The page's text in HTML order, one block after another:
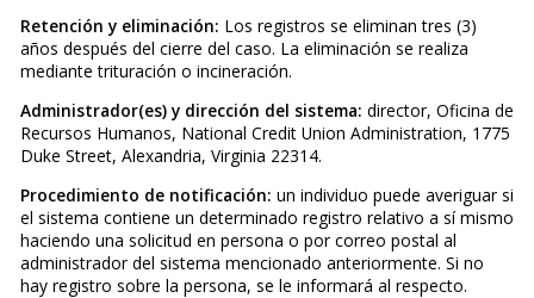
Retención y eliminación: Los registros se eliminan tres (3)
años después del cierre del caso. La eliminación se realiza
mediante trituración o incineración.
Administrador(es) y dirección del sistema: director, Oficina de
Recursos Humanos, National Credit Union Administration, 1775
Duke Street, Alexandria, Virginia 22314.
Procedimiento de notificación: un individuo puede averiguar si
el sistema contiene un determinado registro relativo a sí mismo
haciendo una solicitud en persona o por correo postal al
administrador del sistema mencionado anteriormente. Si no
hay registro sobre la persona, se le informará al respecto.